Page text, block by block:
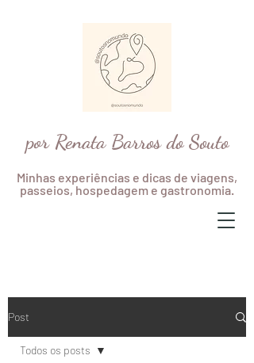
por Renata Barros do Souto
Minhas experiências e dicas de viagens,
passeios, hospedagem e gastronomia.
Post
Todos os posts